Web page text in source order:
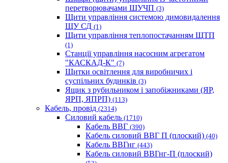
перетворювачами ШУЧП (3)
Щити управління системою димовидалення
ЩУ СД (1)
Щити управління теплопостачанням ЩТП
(1)
Станції управління насосним агрегатом
"КАСКАД-К" (7)
Щитки освітлення для виробничих і
суспільних будинків (3)
Ящик з рубильником і запобіжниками (ЯР,
ЯРП, ЯПРП) (113)
Кабель, провід (2314)
Силовий кабель (1710)
Кабель ВВГ (390)
Кабель силовий ВВГ П (плоский) (40)
Кабель ВВГнг (443)
Кабель силовий ВВГнг-П (плоский)